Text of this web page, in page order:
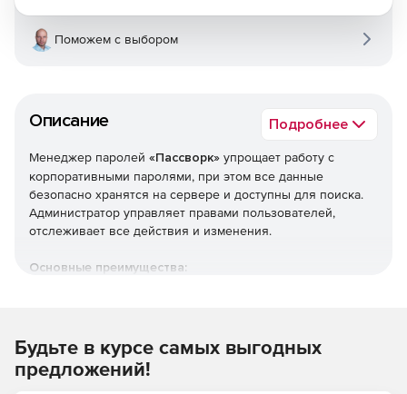
Описание Подробнее
Менеджер паролей «Пассворк» упрощает работу с
корпоративными паролями, при этом все данные
безопасно хранятся на сервере и доступны для поиска.
Администратор управляет правами пользователей,
отслеживает все действия и изменения.
Основные преимущества:
Удобное управление пользователями и
Поможем с выбором
Будьте в курсе самых выгодных
предложений!